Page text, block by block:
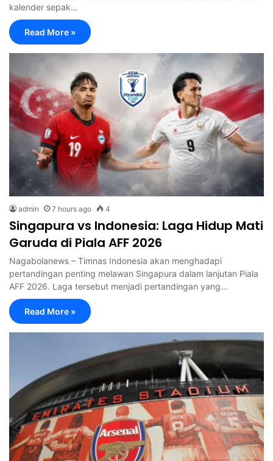
kalender sepak…
Read More »
admin 7 hours ago 4
Singapura vs Indonesia: Laga Hidup Mati
Garuda di Piala AFF 2026
Nagabolanews – Timnas Indonesia akan menghadapi
pertandingan penting melawan Singapura dalam lanjutan Piala
AFF 2026. Laga tersebut menjadi pertandingan yang…
Read More »